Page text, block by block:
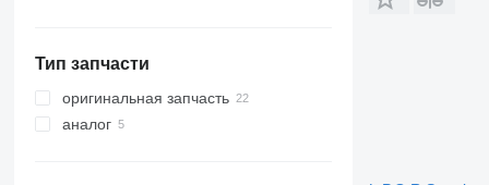
Тип запчасти
оригинальная запчасть
аналог